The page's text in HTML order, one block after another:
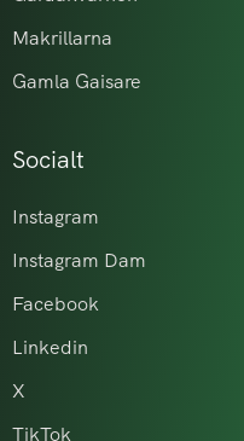
Makrillarna
Gamla Gaisare
Socialt
Instagram
Instagram Dam
Facebook
Linkedin
X
TikTok